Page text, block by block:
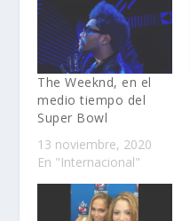
The Weeknd, en el
medio tiempo del
Super Bowl
13 noviembre, 2020
En "Internacional"